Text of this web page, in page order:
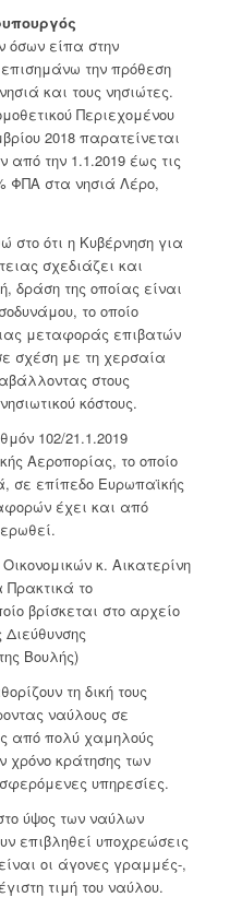
όσων είπα στην
την πρόθεση
και τους νησιώτες.
Περιεχομένου
2018 παρατείνεται
από την 1.1.2019 έως τις
ΦΠΑ στα νησιά Λέρο,
ότι η Κυβέρνηση για
σχεδιάζει και
δράση της οποίας είναι
το οποίο
μεταφοράς επιβατών
σχέση με τη χερσαία
στους
κόστους.
102/21.1.2019
Αεροπορίας, το οποίο
σε επίπεδο Ευρωπαϊκής
έχει και από
κ. Αικατερίνη
το
βρίσκεται στο αρχείο
Βουλής)
τη δική τους
ναύλους σε
από πολύ χαμηλούς
χρόνο κράτησης των
υπηρεσίες.
ύψος των ναύλων
επιβληθεί υποχρεώσεις
οι άγονες γραμμές-,
τιμή του ναύλου.